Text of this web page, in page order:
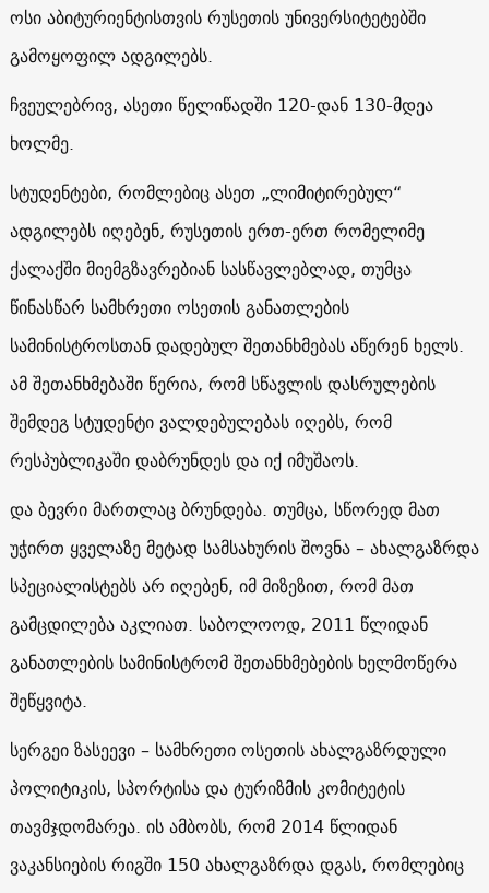
ოსი აბიტურიენტისთვის რუსეთის უნივერსიტეტებში
გამოყოფილ ადგილებს.
ჩვეულებრივ, ასეთი წელიწადში 120-დან 130-მდეა
ხოლმე.
სტუდენტები, რომლებიც ასეთ „ლიმიტირებულ“
ადგილებს იღებენ, რუსეთის ერთ-ერთ რომელიმე
ქალაქში მიემგზავრებიან სასწავლებლად, თუმცა
წინასწარ სამხრეთი ოსეთის განათლების
სამინისტროსთან დადებულ შეთანხმებას აწერენ ხელს.
ამ შეთანხმებაში წერია, რომ სწავლის დასრულების
შემდეგ სტუდენტი ვალდებულებას იღებს, რომ
რესპუბლიკაში დაბრუნდეს და იქ იმუშაოს.
და ბევრი მართლაც ბრუნდება. თუმცა, სწორედ მათ
უჭირთ ყველაზე მეტად სამსახურის შოვნა – ახალგაზრდა
სპეციალისტებს არ იღებენ, იმ მიზეზით, რომ მათ
გამცდილება აკლიათ. საბოლოოდ, 2011 წლიდან
განათლების სამინისტრომ შეთანხმებების ხელმოწერა
შეწყვიტა.
სერგეი ზასეევი – სამხრეთი ოსეთის ახალგაზრდული
პოლიტიკის, სპორტისა და ტურიზმის კომიტეტის
თავმჯდომარეა. ის ამბობს, რომ 2014 წლიდან
ვაკანსიების რიგში 150 ახალგაზრდა დგას, რომლებიც